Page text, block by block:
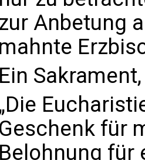
zur Anbetung
mahnte
Ein
„Die
Geschenk für
Belohnung für